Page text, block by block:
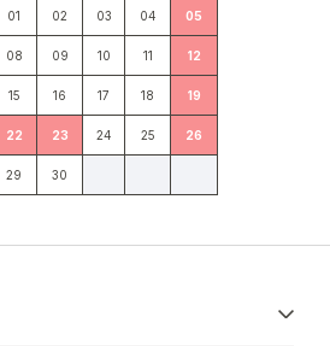
01 02 03 04 05
08 09 10 11 12
15 16 17 18 19
22 23 24 25 26
29 30